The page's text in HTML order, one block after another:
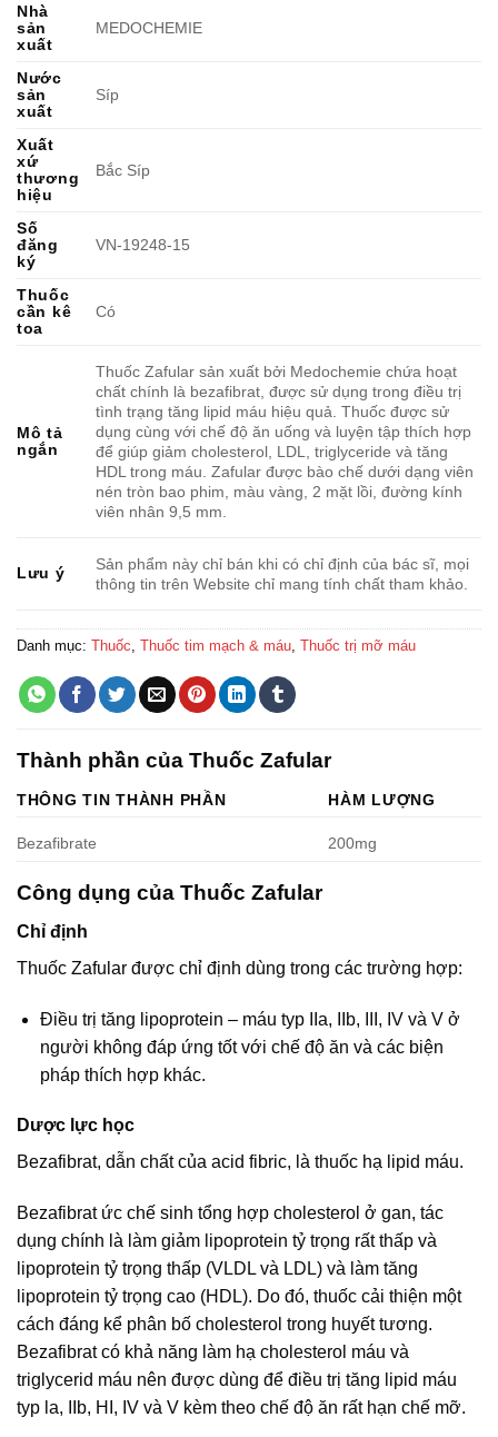
Nhà
sản
xuất
MEDOCHEMIE
Nước
sản
xuất
Síp
Xuất
xứ
thương
hiệu
Bắc Síp
Số
đăng
ký
VN-19248-15
Thuốc
cần kê
toa
Có
Mô tả
ngắn
Thuốc Zafular sản xuất bởi Medochemie chứa hoạt
chất chính là bezafibrat, được sử dụng trong điều trị
tình trạng tăng lipid máu hiệu quả. Thuốc được sử
dụng cùng với chế độ ăn uống và luyện tập thích hợp
để giúp giảm cholesterol, LDL, triglyceride và tăng
HDL trong máu. Zafular được bào chế dưới dạng viên
nén tròn bao phim, màu vàng, 2 mặt lồi, đường kính
viên nhân 9,5 mm.
Lưu ý
Sản phẩm này chỉ bán khi có chỉ định của bác sĩ, mọi
thông tin trên Website chỉ mang tính chất tham khảo.
Danh mục: Thuốc Thuốc tim mạch & máu Thuốc trị mỡ máu
Thành phần của Thuốc Zafular
THÔNG TIN THÀNH PHẦN HÀM LƯỢNG
Bezafibrate 200mg
Công dụng của Thuốc Zafular
Chỉ định
Thuốc Zafular được chỉ định dùng trong các trường hợp:
Ðiều trị tăng lipoprotein – máu typ IIa, IIb, III, IV và V ở
người không đáp ứng tốt với chế độ ăn và các biện
pháp thích hợp khác.
Dược lực học
Bezafibrat, dẫn chất của acid fibric, là thuốc hạ lipid máu.
Bezafibrat ức chế sinh tổng hợp cholesterol ở gan, tác
dụng chính là làm giảm lipoprotein tỷ trọng rất thấp và
lipoprotein tỷ trọng thấp (VLDL và LDL) và làm tăng
lipoprotein tỷ trọng cao (HDL). Do đó, thuốc cải thiện một
cách đáng kể phân bố cholesterol trong huyết tương.
Bezafibrat có khả năng làm hạ cholesterol máu và
triglycerid máu nên được dùng để điều trị tăng lipid máu
typ la, IIb, HI, IV và V kèm theo chế độ ăn rất hạn chế mỡ.